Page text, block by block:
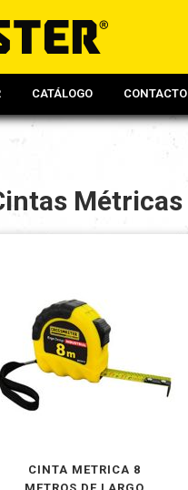
CATÁLOGO CONTACTO
Métricas
CINTA METRICA 8